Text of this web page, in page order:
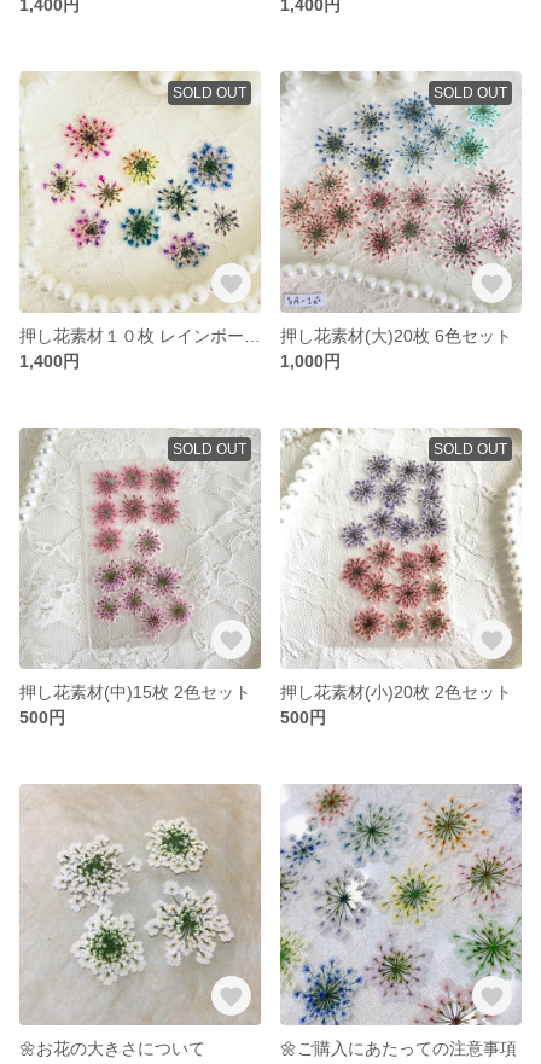
1,400円
1,400円
SOLD OUT
1,400円
SOLD OUT
押し花素材(大)20枚 6色セット
1,000円
SOLD OUT
押し花素材(中)15枚 2色セット
500円
SOLD OUT
押し花素材(小)20枚 2色セット
500円
🌼お花の大きさについて
🌼ご購入にあたっての注意事項